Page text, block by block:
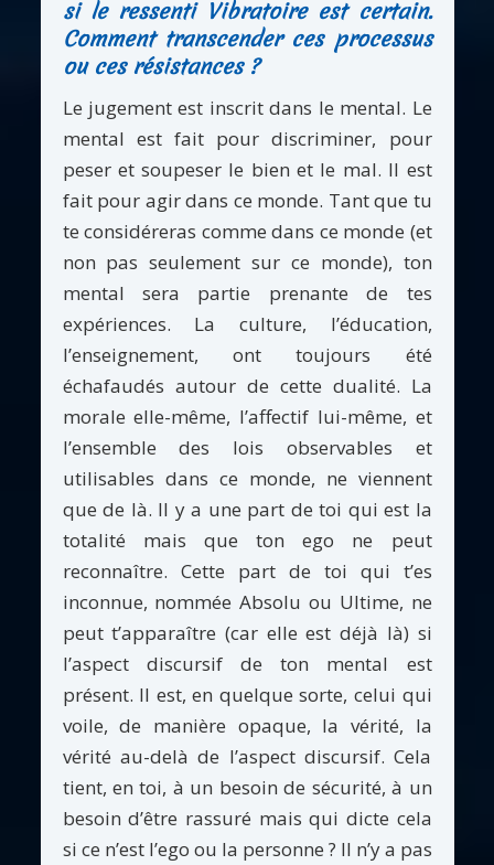
si le ressenti Vibratoire est certain.
Comment transcender ces processus
ou ces résistances ?
Le jugement est inscrit dans le mental. Le
mental est fait pour discriminer, pour
peser et soupeser le bien et le mal. Il est
fait pour agir dans ce monde. Tant que tu
te considéreras comme dans ce monde (et
non pas seulement sur ce monde), ton
mental sera partie prenante de tes
expériences. La culture, l’éducation,
l’enseignement, ont toujours été
échafaudés autour de cette dualité. La
morale elle-même, l’affectif lui-même, et
l’ensemble des lois observables et
utilisables dans ce monde, ne viennent
que de là. Il y a une part de toi qui est la
totalité mais que ton ego ne peut
reconnaître. Cette part de toi qui t’es
inconnue, nommée Absolu ou Ultime, ne
peut t’apparaître (car elle est déjà là) si
l’aspect discursif de ton mental est
présent. Il est, en quelque sorte, celui qui
voile, de manière opaque, la vérité, la
vérité au-delà de l’aspect discursif. Cela
tient, en toi, à un besoin de sécurité, à un
besoin d’être rassuré mais qui dicte cela
si ce n’est l’ego ou la personne ? Il n’y a pas